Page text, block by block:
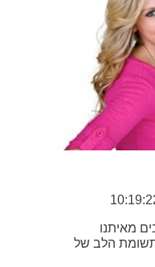
מאיתנו
הלב של